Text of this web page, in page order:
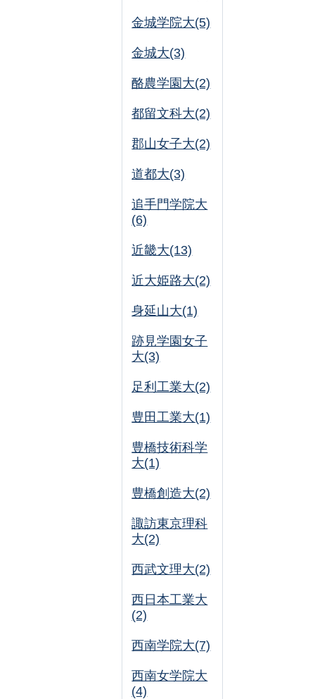
金城学院大(5)
金城大(3)
酪農学園大(2)
都留文科大(2)
郡山女子大(2)
道都大(3)
追手門学院大
(6)
近畿大(13)
近大姫路大(2)
身延山大(1)
跡見学園女子
大(3)
足利工業大(2)
豊田工業大(1)
豊橋技術科学
大(1)
豊橋創造大(2)
諏訪東京理科
大(2)
西武文理大(2)
西日本工業大
(2)
西南学院大(7)
西南女学院大
(4)